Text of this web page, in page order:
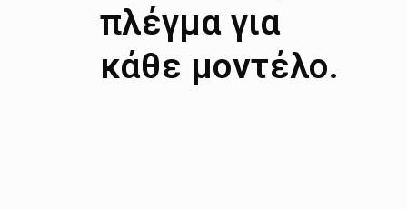
πλέγμα για
κάθε μοντέλο.